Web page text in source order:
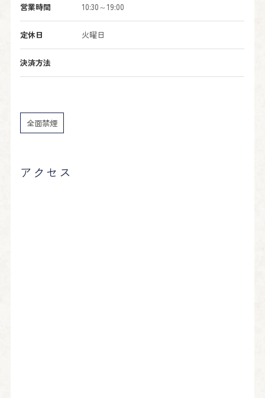
営業時間 10:30～19:00
定休日 火曜日
決済方法
全面禁煙
アクセス